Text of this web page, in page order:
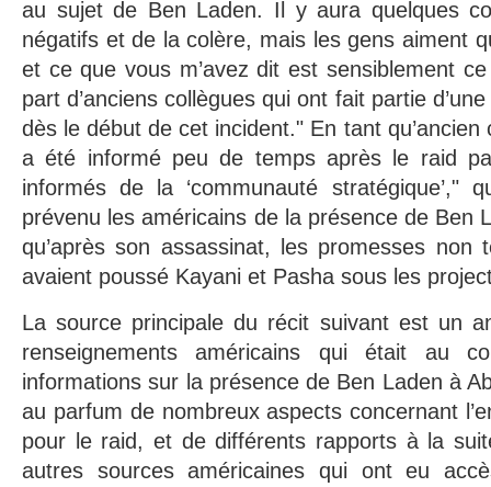
au sujet de Ben Laden. Il y aura quelques
négatifs et de la colère, mais les gens aiment
et ce que vous m’avez dit est sensiblement
part d’anciens collègues qui ont fait partie
dès le début de cet incident." En tant qu’ancien
a été informé peu de temps après le raid
informés de la ‘communauté stratégique’,"
prévenu les américains de la présence de Ben
qu’après son assassinat, les promesses non
avaient poussé Kayani et Pasha sous les
La source principale du récit suivant est un
renseignements américains qui était au
informations sur la présence de Ben Laden à
au parfum de nombreux aspects concernant
pour le raid, et de différents rapports à la
autres sources américaines qui ont eu